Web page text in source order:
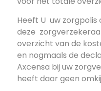
Heeft U uw zorgpolis
deze
overzicht van de
en nogmaals de
Axcensa bij uw
heeft daar geen